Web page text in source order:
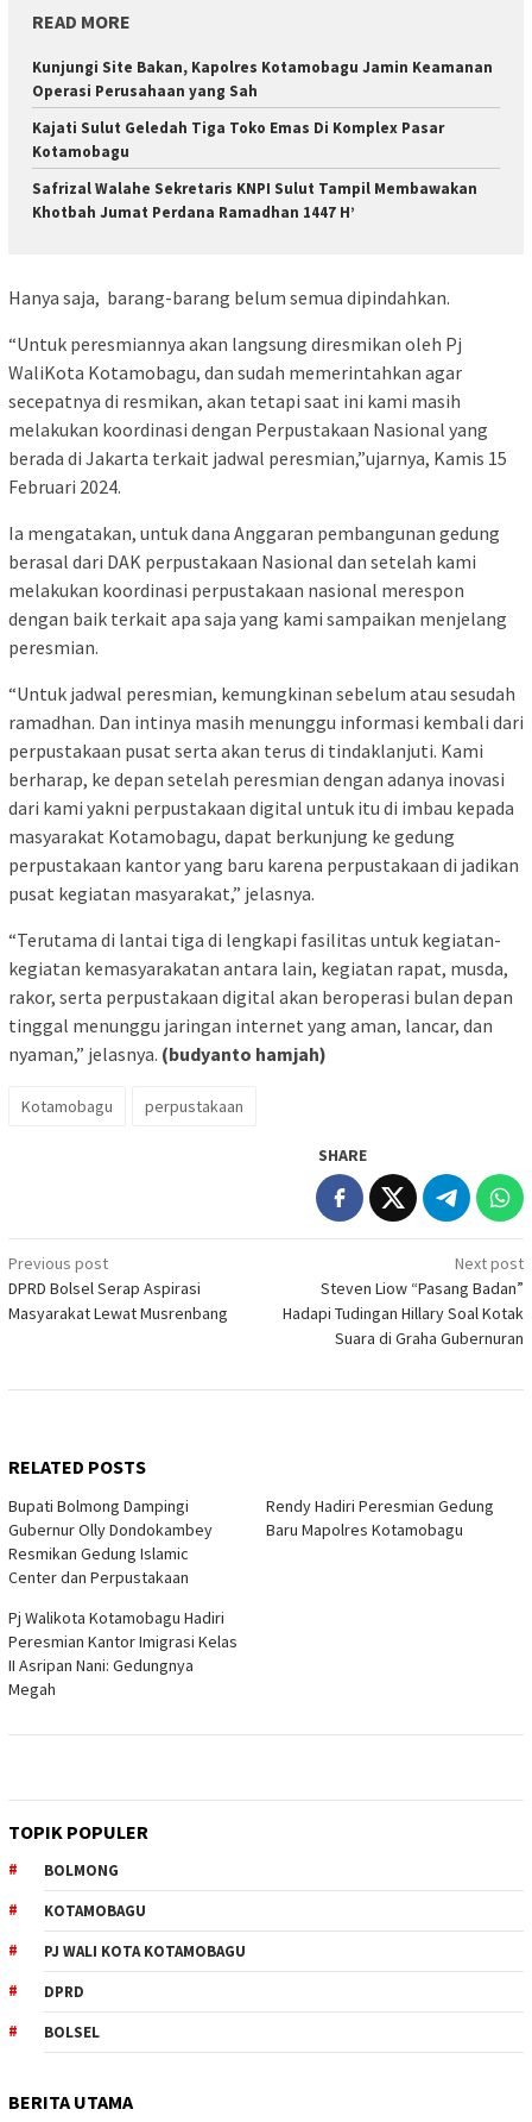
READ MORE
Kunjungi Site Bakan, Kapolres Kotamobagu Jamin Keamanan
Operasi Perusahaan yang Sah
Kajati Sulut Geledah Tiga Toko Emas Di Komplex Pasar
Kotamobagu
Safrizal Walahe Sekretaris KNPI Sulut Tampil Membawakan
Khotbah Jumat Perdana Ramadhan 1447 H’
Hanya saja, barang-barang belum semua dipindahkan.
“Untuk peresmiannya akan langsung diresmikan oleh Pj
WaliKota Kotamobagu, dan sudah memerintahkan agar
secepatnya di resmikan, akan tetapi saat ini kami masih
melakukan koordinasi dengan Perpustakaan Nasional yang
berada di Jakarta terkait jadwal peresmian,”ujarnya, Kamis 15
Februari 2024.
Ia mengatakan, untuk dana Anggaran pembangunan gedung
berasal dari DAK perpustakaan Nasional dan setelah kami
melakukan koordinasi perpustakaan nasional merespon
dengan baik terkait apa saja yang kami sampaikan menjelang
peresmian.
“Untuk jadwal peresmian, kemungkinan sebelum atau sesudah
ramadhan. Dan intinya masih menunggu informasi kembali dari
perpustakaan pusat serta akan terus di tindaklanjuti. Kami
berharap, ke depan setelah peresmian dengan adanya inovasi
dari kami yakni perpustakaan digital untuk itu di imbau kepada
masyarakat Kotamobagu, dapat berkunjung ke gedung
perpustakaan kantor yang baru karena perpustakaan di jadikan
pusat kegiatan masyarakat,” jelasnya.
“Terutama di lantai tiga di lengkapi fasilitas untuk kegiatan-
kegiatan kemasyarakatan antara lain, kegiatan rapat, musda,
rakor, serta perpustakaan digital akan beroperasi bulan depan
tinggal menunggu jaringan internet yang aman, lancar, dan
nyaman,” jelasnya. (budyanto hamjah)
Kotamobagu perpustakaan
SHARE
Post
navigation
Previous post
DPRD Bolsel Serap Aspirasi
Masyarakat Lewat Musrenbang
Next post
Steven Liow “Pasang Badan”
Hadapi Tudingan Hillary Soal Kotak
Suara di Graha Gubernuran
RELATED POSTS
Bupati Bolmong Dampingi
Gubernur Olly Dondokambey
Resmikan Gedung Islamic
Center dan Perpustakaan
Rendy Hadiri Peresmian Gedung
Baru Mapolres Kotamobagu
Pj Walikota Kotamobagu Hadiri
Peresmian Kantor Imigrasi Kelas
II Asripan Nani: Gedungnya
Megah
TOPIK POPULER
BOLMONG
KOTAMOBAGU
PJ WALI KOTA KOTAMOBAGU
DPRD
BOLSEL
BERITA UTAMA